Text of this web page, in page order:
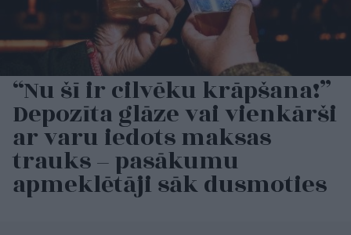
“Nu šī ir cilvēku krāpšana!”
Depozīta glāze vai vienkārši
ar varu iedots maksas
trauks – pasākumu
apmeklētāji sāk dusmoties